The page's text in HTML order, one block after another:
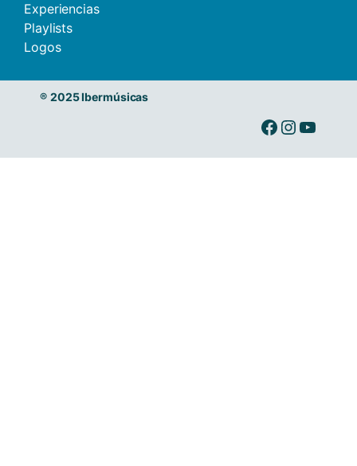
Experiencias
Playlists
Logos
® 2025 Ibermúsicas
Ibermusicas en Facebook Ibermusicas en Instagram Ibermusicas en Youtube